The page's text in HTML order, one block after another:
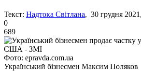
Текст: Надтока Світлана, 30 грудня
0
689
Фото: epravda.com.ua
Український бізнесмен Максим Поляков